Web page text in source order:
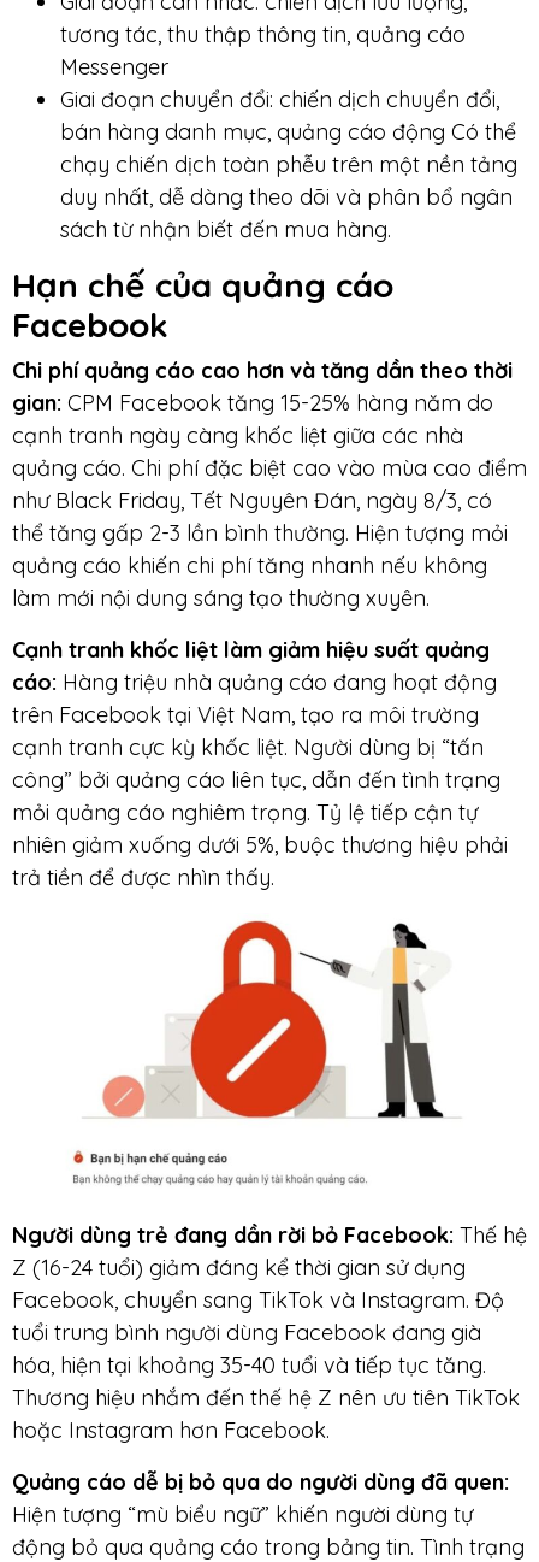
tương tác, thu thập thông tin, quảng cáo
Messenger
Giai đoạn chuyển đổi: chiến dịch chuyển đổi,
bán hàng danh mục, quảng cáo động Có thể
chạy chiến dịch toàn phễu trên một nền tảng
duy nhất, dễ dàng theo dõi và phân bổ ngân
sách từ nhận biết đến mua hàng.
Hạn chế của quảng cáo
Facebook
Chi phí quảng cáo cao hơn và tăng dần theo thời
gian: CPM Facebook tăng 15-25% hàng năm do
cạnh tranh ngày càng khốc liệt giữa các nhà
quảng cáo. Chi phí đặc biệt cao vào mùa cao điểm
như Black Friday, Tết Nguyên Đán, ngày 8/3, có
thể tăng gấp 2-3 lần bình thường. Hiện tượng mỏi
quảng cáo khiến chi phí tăng nhanh nếu không
làm mới nội dung sáng tạo thường xuyên.
Cạnh tranh khốc liệt làm giảm hiệu suất quảng
cáo: Hàng triệu nhà quảng cáo đang hoạt động
trên Facebook tại Việt Nam, tạo ra môi trường
cạnh tranh cực kỳ khốc liệt. Người dùng bị “tấn
công” bởi quảng cáo liên tục, dẫn đến tình trạng
mỏi quảng cáo nghiêm trọng. Tỷ lệ tiếp cận tự
nhiên giảm xuống dưới 5%, buộc thương hiệu phải
trả tiền để được nhìn thấy.
Người dùng trẻ đang dần rời bỏ Facebook: Thế hệ
Z (16-24 tuổi) giảm đáng kể thời gian sử dụng
Facebook, chuyển sang TikTok và Instagram. Độ
tuổi trung bình người dùng Facebook đang già
hóa, hiện tại khoảng 35-40 tuổi và tiếp tục tăng.
Thương hiệu nhắm đến thế hệ Z nên ưu tiên TikTok
hoặc Instagram hơn Facebook.
Quảng cáo dễ bị bỏ qua do người dùng đã quen:
Hiện tượng “mù biểu ngữ” khiến người dùng tự
động bỏ qua quảng cáo trong bảng tin. Tình trạng